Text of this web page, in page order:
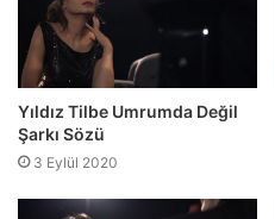
Yıldız Tilbe Umrumda Değil
Şarkı Sözü
3 Eylül 2020